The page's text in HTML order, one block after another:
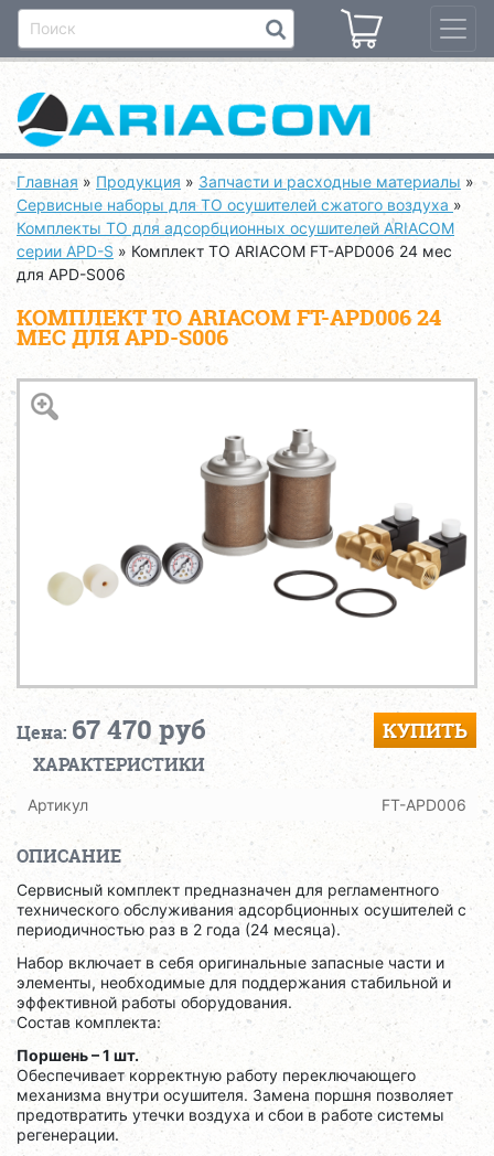
Главная » Продукция » Запчасти и расходные материалы »
Сервисные наборы для ТО осушителей сжатого воздуха »
Комплекты ТО для адсорбционных осушителей ARIACOM
серии APD-S » Комплект ТО ARIACOM FT-APD006 24 мес
для APD-S006
КОМПЛЕКТ ТО ARIACOM FT-APD006 24
МЕС ДЛЯ APD-S006
Цена: 67 470 руб КУПИТЬ
ХАРАКТЕРИСТИКИ
Артикул FT-APD006
ОПИСАНИЕ
Сервисный комплект предназначен для регламентного
технического обслуживания адсорбционных осушителей с
периодичностью раз в 2 года (24 месяца).
Набор включает в себя оригинальные запасные части и
элементы, необходимые для поддержания стабильной и
эффективной работы оборудования.
Состав комплекта:
Поршень – 1 шт.
Обеспечивает корректную работу переключающего
механизма внутри осушителя. Замена поршня позволяет
предотвратить утечки воздуха и сбои в работе системы
регенерации.